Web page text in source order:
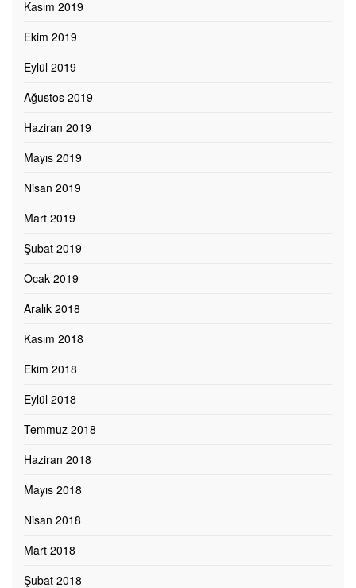
Kasım 2019
Ekim 2019
Eylül 2019
Ağustos 2019
Haziran 2019
Mayıs 2019
Nisan 2019
Mart 2019
Şubat 2019
Ocak 2019
Aralık 2018
Kasım 2018
Ekim 2018
Eylül 2018
Temmuz 2018
Haziran 2018
Mayıs 2018
Nisan 2018
Mart 2018
Şubat 2018